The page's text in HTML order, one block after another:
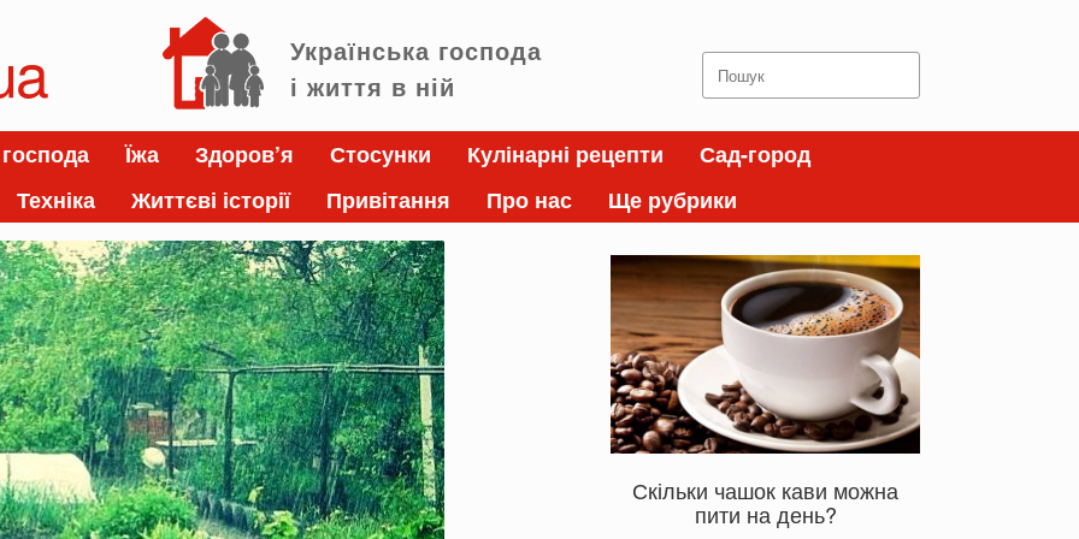
Українська господа
і життя в ній
Search
for:
Їжа Здоров’я Стосунки Кулінарні рецепти
Сад-город
Техніка Життєві історії Привітання Про нас Ще рубрики
Скільки чашок кави можна
пити на день?